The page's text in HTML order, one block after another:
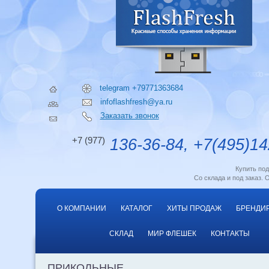
telegram +79771363684
infoflashfresh@ya.ru
Заказать звонок
+7 (977) 136-36-84,
Купить
Со склада и под заказ.
О КОМПАНИИ КАТАЛОГ ХИТЫ ПРОДАЖ
СКЛАД МИР ФЛЕШЕК КОНТАКТЫ